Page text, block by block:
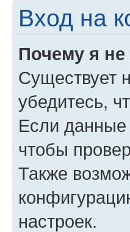
Вход на
Почему я не
Существует
убедитесь,
Если данные
чтобы
Также
настроек.